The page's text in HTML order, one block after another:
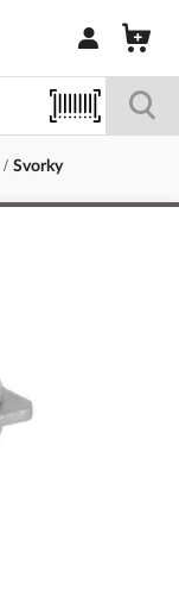
Přihlásit/
Svorky